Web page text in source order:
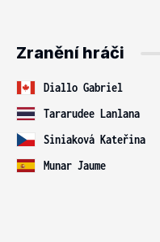
Zranění hráči
Diallo Gabriel
Tararudee Lanlana
Siniaková Kateřina
Munar Jaume